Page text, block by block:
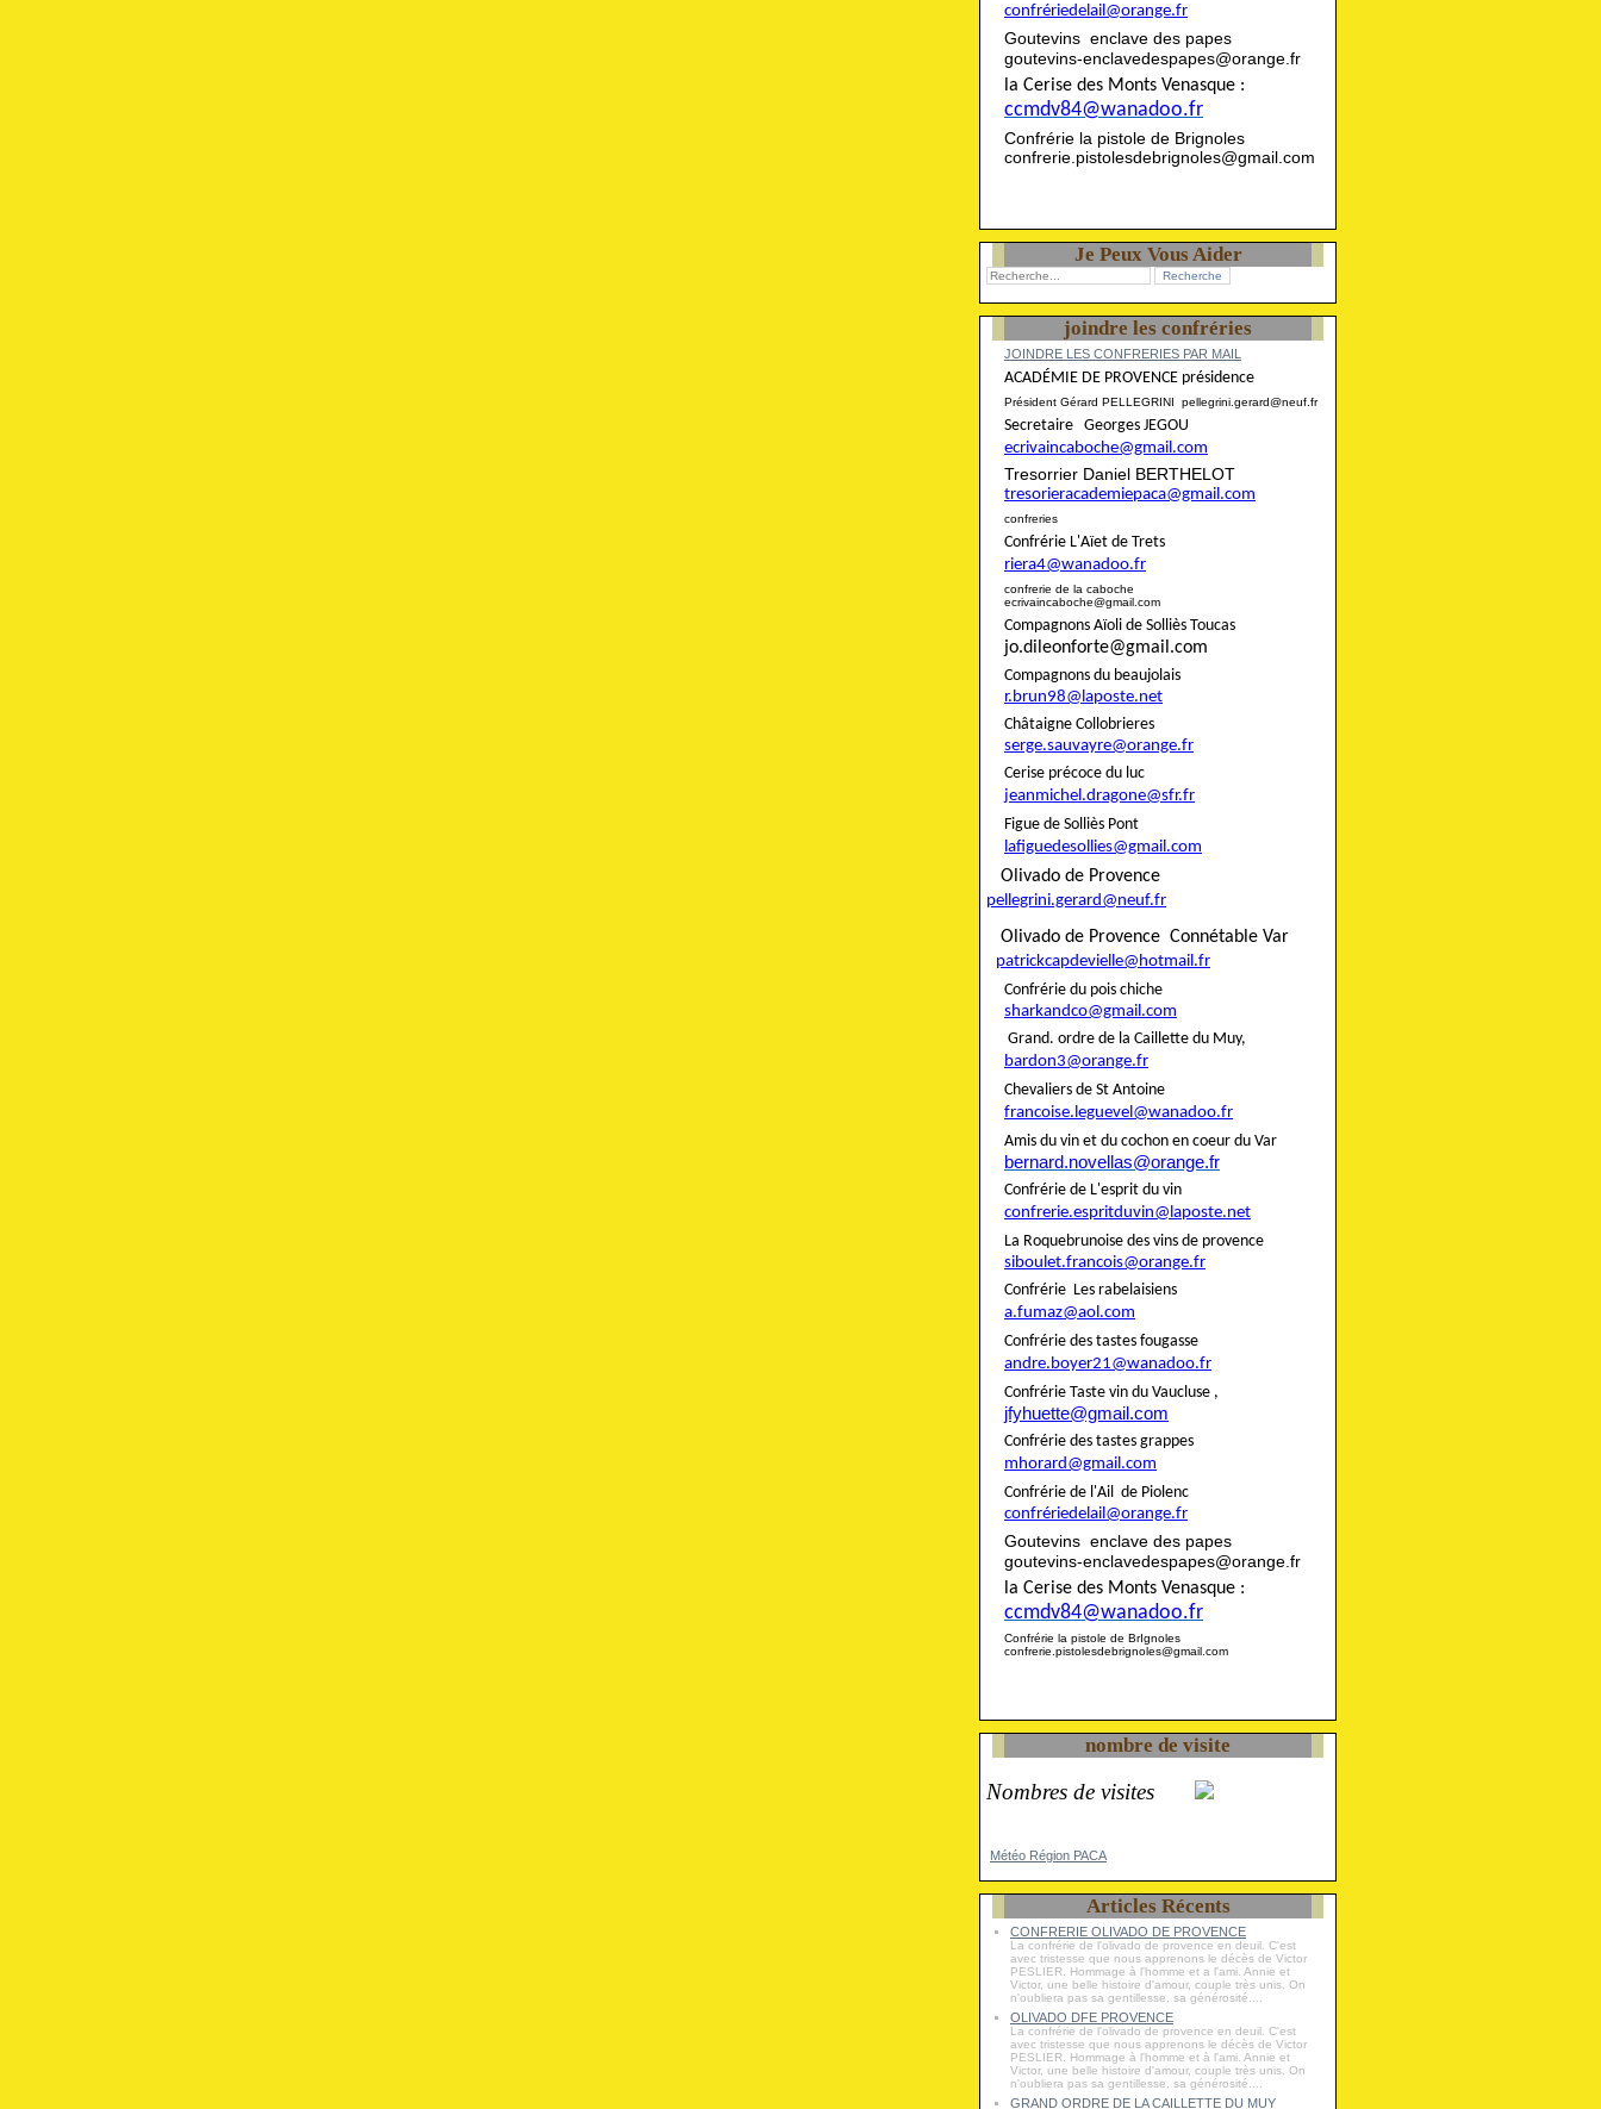
confrériedelail@orange.fr
Goutevins enclave des papes
goutevins-enclavedespapes@orange.fr
la Cerise des Monts Venasque :
ccmdv84@wanadoo.fr
Confrérie la pistole de Brignoles
confrerie.pistolesdebrignoles@gmail.com
Je Peux Vous Aider
joindre les confréries
JOINDRE LES CONFRERIES PAR MAIL
ACADÉMIE DE PROVENCE présidence
Président Gérard PELLEGRINI pellegrini.gerard@neuf.fr
Secretaire Georges JEGOU
ecrivaincaboche@gmail.com
Tresorrier Daniel BERTHELOT
tresorieracademiepaca@gmail.com
confreries
Confrérie L'Aïet de Trets
riera4@wanadoo.fr
confrerie de la caboche
ecrivaincaboche@gmail.com
Compagnons Aïoli de Solliès Toucas
jo.dileonforte@gmail.com
Compagnons du beaujolais
r.brun98@laposte.net
Châtaigne Collobrieres
serge.sauvayre@orange.fr
Cerise précoce du luc
jeanmichel.dragone@sfr.fr
Figue de Solliès Pont
lafiguedesollies@gmail.com
Olivado de Provence
pellegrini.gerard@neuf.fr
Olivado de Provence Connétable Var
patrickcapdevielle@hotmail.fr
Confrérie du pois chiche
sharkandco@gmail.com
Grand. ordre de la Caillette du Muy,
bardon3@orange.fr
Chevaliers de St Antoine
francoise.leguevel@wanadoo.fr
Amis du vin et du cochon en coeur du Var
bernard.novellas@orange.fr
Confrérie de L'esprit du vin
confrerie.espritduvin@laposte.net
La Roquebrunoise des vins de provence
siboulet.francois@orange.fr
Confrérie Les rabelaisiens
a.fumaz@aol.com
Confrérie des tastes fougasse
andre.boyer21@wanadoo.fr
Confrérie Taste vin du Vaucluse ,
jfyhuette@gmail.com
Confrérie des tastes grappes
mhorard@gmail.com
Confrérie de l'Ail de Piolenc
confrériedelail@orange.fr
Goutevins enclave des papes
goutevins-enclavedespapes@orange.fr
la Cerise des Monts Venasque :
ccmdv84@wanadoo.fr
Confrérie la pistole de BrIgnoles
confrerie.pistolesdebrignoles@gmail.com
nombre de visite
Nombres de visites
Météo Région PACA
Articles Récents
CONFRERIE OLIVADO DE PROVENCE
La confrérie de l'olivado de provence en deuil. C'est
avec tristesse que nous apprenons le décès de Victor
PESLIER. Hommage à l'homme et a l'ami. Annie et
Victor, une belle histoire d'amour, couple très unis. On
n'oubliera pas sa gentillesse, sa générosité....
OLIVADO DFE PROVENCE
La confrérie de l'olivado de provence en deuil. C'est
avec tristesse que nous apprenons le décès de Victor
PESLIER. Hommage à l'homme et à l'ami. Annie et
Victor, une belle histoire d'amour, couple très unis. On
n'oubliera pas sa gentillesse, sa générosité....
GRAND ORDRE DE LA CAILLETTE DU MUY